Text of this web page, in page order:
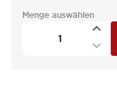
Menge auswählen